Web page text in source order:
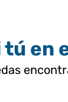
en